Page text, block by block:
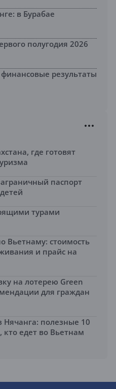
в Бурабае
полугодия 2026
результаты
где готовят
паспорт
турами
Вьетнаму: стоимость
и прайс на
на лотерею Green
для граждан
Нячанга: полезные 10
кто едет во Вьетнам